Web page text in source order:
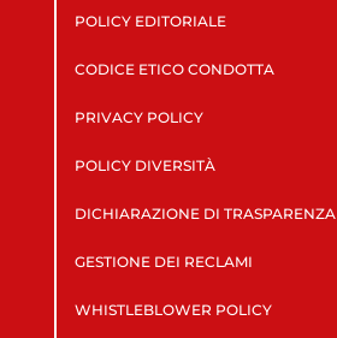
POLICY EDITORIALE
CODICE ETICO CONDOTTA
PRIVACY POLICY
POLICY DIVERSITÀ
DICHIARAZIONE DI TRASPARENZA
GESTIONE DEI RECLAMI
WHISTLEBLOWER POLICY